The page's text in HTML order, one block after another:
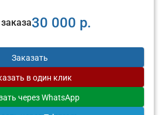
30 000 р.
Заказать
в один клик
через WhatsApp